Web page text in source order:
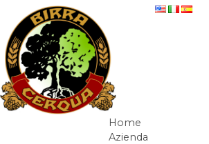
Salta al contenuto
Navigazione
Home
Azienda